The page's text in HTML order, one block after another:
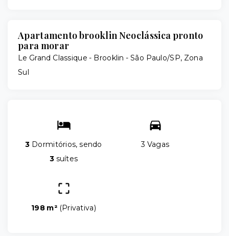
Apartamento brooklin Neoclássica pronto
para morar
Le Grand Classique - Brooklin - São Paulo/SP, Zona
Sul
3 Dormitórios, sendo
3suítes
3 Vagas
198 m² (Privativa)